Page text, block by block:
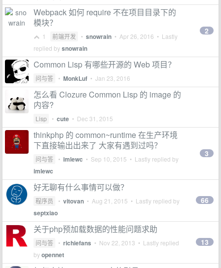
Webpack 如何 require 不在项目目录下的
模块？
1 前端开发 • snowrain • Apr 26, 2016 • Lastly
replied bysnowrain
2
Common Lisp 有哪些开源的 Web 项目？
问与答 • MonkLuf • Jan 23, 2016
怎么看 Clozure Common Lisp 的 image 的
内容?
Lisp • cute • Dec 31, 2015
thinkphp 的 common~runtime 在生产环境
下直接输出出来了 大家有遇到过吗？
问与答 • imlewc • Sep 10, 2015 • Lastly replied by
imlewc
3
好无聊有什么事情可以做？
程序员 • vitovan • Aug 21, 2015 • Lastly replied by
septxiao
66
关于php预加载数据的性能问题求助
问与答 • richiefans • Nov 22, 2013 • Lastly replied
byopennet
13